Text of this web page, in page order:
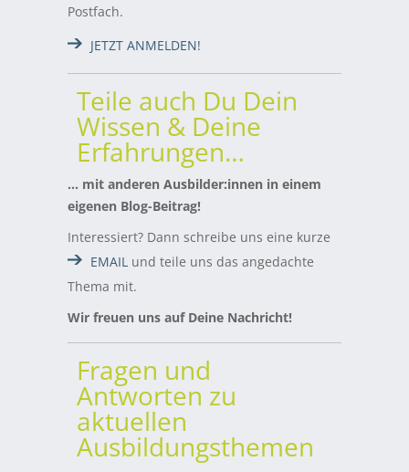
Postfach.
JETZT ANMELDEN!
Teile auch Du Dein
Wissen & Deine
Erfahrungen…
… mit anderen Ausbilder:innen in einem
eigenen Blog-Beitrag!
Interessiert? Dann schreibe uns eine kurze
EMAIL und teile uns das angedachte
Thema mit.
Wir freuen uns auf Deine Nachricht!
Fragen und
Antworten zu
aktuellen
Ausbildungsthemen